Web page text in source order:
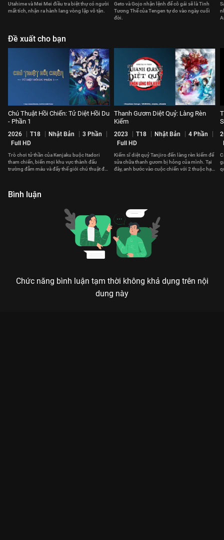
Utahime và Mei Mei điều tra biệt thự có người
mất tích, nhận ra hành lang vòng lặp vô tận.
Geto và Gojo nhận lệnh để cô gái sẽ là Tinh
Tương Thể của Tengen tự do vào ngày cuối
đời.
Đề xuất cho bạn
Chú Thuật Hồi Chiến: Tử Diệt Hồi Du
- Phần 1
2026 T18 Nhật Bản
3 Phần
Full HD
Trò chơi tử thần của Kenjaku buộc Itadori
tham chiến, biến mọi khu vực thành đấu
trường đẫm máu và đẩy thế giới chú thuật đến
Thanh Gươm Diệt Quỷ: Làng Rèn
Kiếm
2023 T18 Nhật Bản
4 Phần
Full HD
Kiếm sĩ diệt quỷ Tanjiro đến làng rèn kiếm để
sửa chữa thanh gươm bị hỏng của mình. Tại
đây, anh bước vào cuộc chiến với 2 thuộc hạ
Bình luận
Chức năng bình luận tạm thời không khả dụng trên nội
dung này